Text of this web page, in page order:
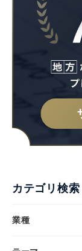
カテゴリ検索
業種